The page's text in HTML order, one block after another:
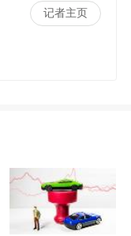
记者主页